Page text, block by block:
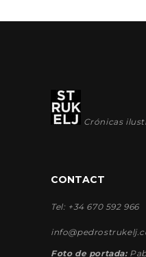
Crónicas
CONTACT
Tel: +34 670 592 966
Foto de portada: